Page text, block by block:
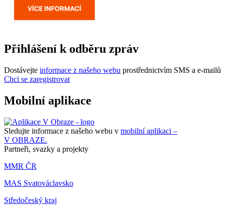
Přihlášení k odběru zpráv
Dostávejte informace z našeho webu prostřednictvím SMS a e-mailů
Chci se zaregistrovat
Mobilní aplikace
Sledujte informace z našeho webu v mobilní aplikaci –
V OBRAZE.
Partneři, svazky a projekty
MMR ČR
MAS Svatováclavsko
Středočeský kraj